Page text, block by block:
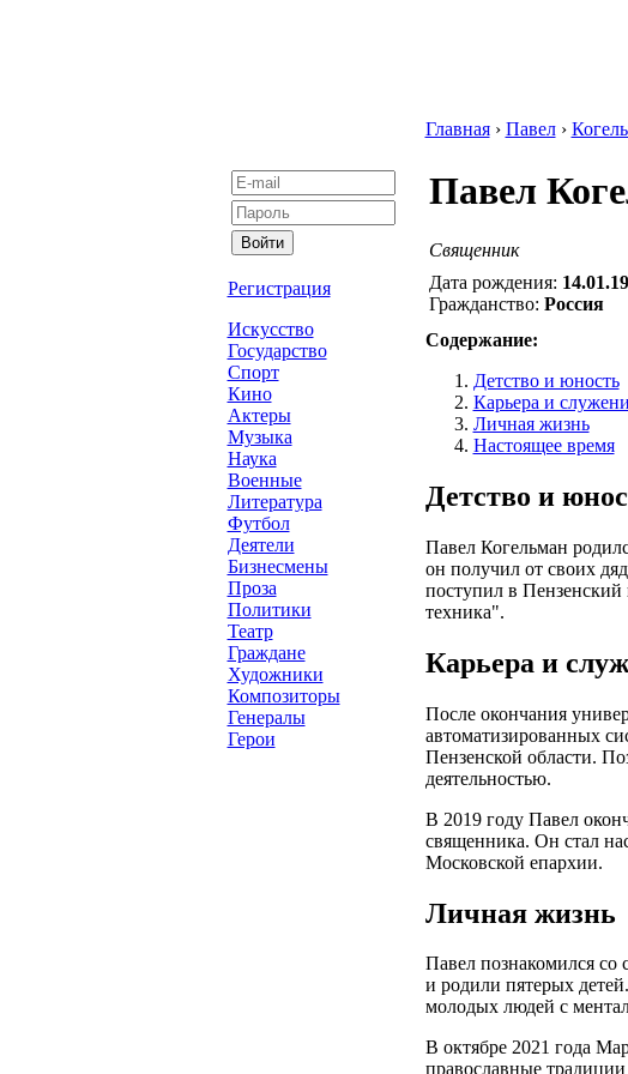
Регистрация
Искусство
Государство
Спорт
Кино
Актеры
Музыка
Наука
Военные
Литература
Футбол
Деятели
Бизнесмены
Проза
Политики
Театр
Граждане
Художники
Композиторы
Генералы
Герои
Главная› Павел›
Павел
Священник
Дата рождения:
Гражданство: Россия
Содержание:
Детство и юность
Карьера и
Личная жизнь
Настоящее время
Детство и
Павел Когельман
он получил от своих
поступил в Пензенский
техника".
Карьера и
После окончания
автоматизированных
Пензенской области.
деятельностью.
В 2019 году Павел
священника. Он стал
Московской епархии.
Личная жизнь
Павел познакомился
и родили пятерых
молодых людей с
В октябре 2021 года
православные